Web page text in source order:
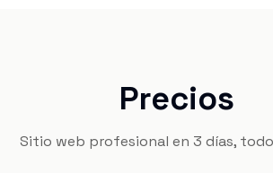
Precios
Sitio web profesional en 3 días,